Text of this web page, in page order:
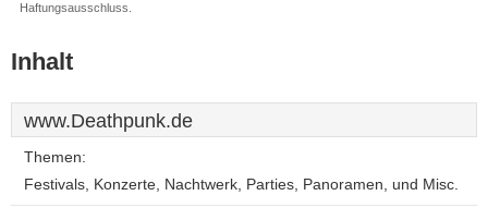
Haftungsausschluss.
Inhalt
www.Deathpunk.de
Themen:
Festivals, Konzerte, Nachtwerk, Parties, Panoramen, und Misc.